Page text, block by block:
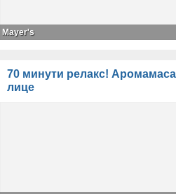
Mayer's
70 минути релакс!
лице